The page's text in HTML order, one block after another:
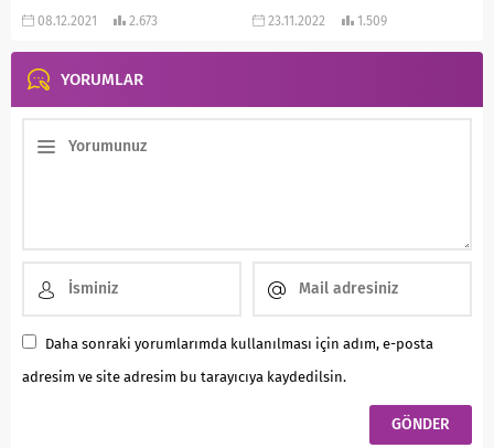
sebze severler mutlaka denemeli.
08.12.2021 2.673
Üstelik çok da hafif oluyor. Aynı
23.11.2022 1.509
YORUMLAR
Daha sonraki yorumlarımda kullanılması için adım, e-posta
adresim ve site adresim bu tarayıcıya kaydedilsin.